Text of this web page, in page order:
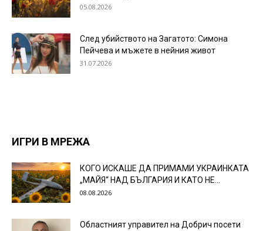
05.08.2026
След убийството на Загатото: Симона
Пейчева и мъжете в нейния живот
31.07.2026
ИГРИ В МРЕЖА
КОГО ИСКАШЕ ДА ПРИМАМИ УКРАИНКАТА
„МАЙЯ“ НАД БЪЛГАРИЯ И КАТО НЕ...
08.08.2026
Областният управител на Добрич посети